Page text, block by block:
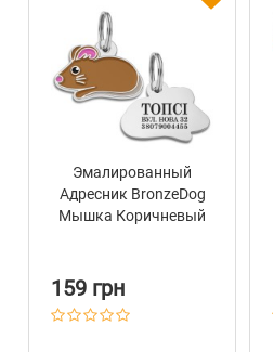
Эмалированный
Адресник BronzeDog
Мышка Коричневый
159 грн